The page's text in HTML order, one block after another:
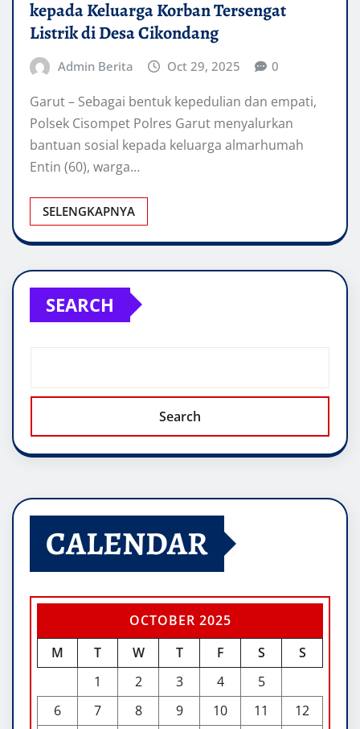
kepada Keluarga Korban Tersengat
Listrik di Desa Cikondang
Admin Berita Oct 29, 2025 0
Garut – Sebagai bentuk kepedulian dan empati,
Polsek Cisompet Polres Garut menyalurkan
bantuan sosial kepada keluarga almarhumah
Entin (60), warga…
SELENGKAPNYA
SEARCH
Search
CALENDAR
OCTOBER 2025
M
T W T F S
S
1
2 3 4
5
6
7 8 9 10 11
12